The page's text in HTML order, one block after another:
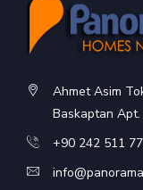
Ahmet Asim
Baskaptan
+90 242 511